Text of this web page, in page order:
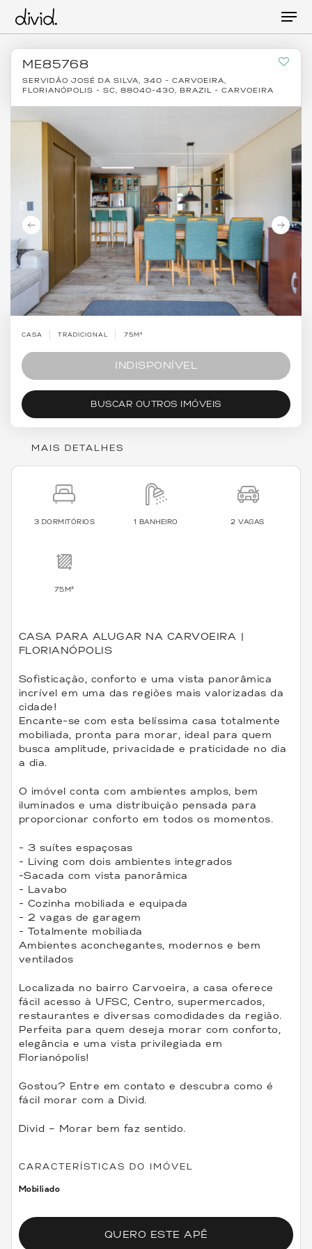
main
content
ME85768
SERVIDÃO JOSÉ DA SILVA, 340 - CARVOEIRA,
FLORIANÓPOLIS - SC, 88040-430, BRAZIL - CARVOEIRA
CASA TRADICIONAL 75M²
INDISPONÍVEL
BUSCAR OUTROS IMÓVEIS
MAIS DETALHES
3 DORMITÓRIOS 1 BANHEIRO 2 VAGAS
75M²
CASA PARA ALUGAR NA CARVOEIRA |
FLORIANÓPOLIS
Sofisticação, conforto e uma vista panorâmica
incrível em uma das regiões mais valorizadas da
cidade!
Encante-se com esta belíssima casa totalmente
mobiliada, pronta para morar, ideal para quem
busca amplitude, privacidade e praticidade no dia
a dia.
O imóvel conta com ambientes amplos, bem
iluminados e uma distribuição pensada para
proporcionar conforto em todos os momentos.
- 3 suítes espaçosas
- Living com dois ambientes integrados
-Sacada com vista panorâmica
- Lavabo
- Cozinha mobiliada e equipada
- 2 vagas de garagem
- Totalmente mobiliada
Ambientes aconchegantes, modernos e bem
ventilados
Localizada no bairro Carvoeira, a casa oferece
fácil acesso à UFSC, Centro, supermercados,
restaurantes e diversas comodidades da região.
Perfeita para quem deseja morar com conforto,
elegância e uma vista privilegiada em
Florianópolis!
Gostou? Entre em contato e descubra como é
fácil morar com a Divid.
Divid – Morar bem faz sentido.
CARACTERÍSTICAS DO IMÓVEL
Mobiliado
QUERO ESTE APÊ